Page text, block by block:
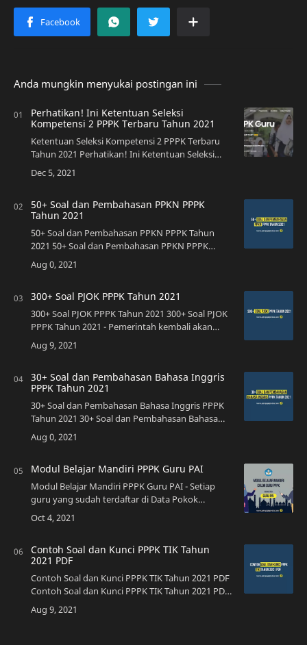
Anda mungkin menyukai postingan ini
Perhatikan! Ini Ketentuan Seleksi
Kompetensi 2 PPPK Terbaru Tahun 2021
Ketentuan Seleksi Kompetensi 2 PPPK Terbaru
Tahun 2021 Perhatikan! Ini Ketentuan Seleksi
Kompetensi 2 PPPK Terbaru Tah…
50+ Soal dan Pembahasan PPKN PPPK
Tahun 2021
50+ Soal dan Pembahasan PPKN PPPK Tahun
2021 50+ Soal dan Pembahasan PPKN PPPK
Tahun 2021 - Tes Seleksi PPPK T…
300+ Soal PJOK PPPK Tahun 2021
300+ Soal PJOK PPPK Tahun 2021 300+ Soal PJOK
PPPK Tahun 2021 - Pemerintah kembali akan
membuka seleksi P…
30+ Soal dan Pembahasan Bahasa Inggris
PPPK Tahun 2021
30+ Soal dan Pembahasan Bahasa Inggris PPPK
Tahun 2021 30+ Soal dan Pembahasan Bahasa
Inggris PPPK Tahun 2021 …
Modul Belajar Mandiri PPPK Guru PAI
Modul Belajar Mandiri PPPK Guru PAI - Setiap
guru yang sudah terdaftar di Data Pokok
Pendidikan (Dapodik) berhak untuk mengikuti
seleksi guru PPPK yang diselenggarakan oleh
Contoh Soal dan Kunci PPPK TIK Tahun
2021 PDF
Contoh Soal dan Kunci PPPK TIK Tahun 2021 PDF
Contoh Soal dan Kunci PPPK TIK Tahun 2021 PDF
- Seleksi PPPK formasi…